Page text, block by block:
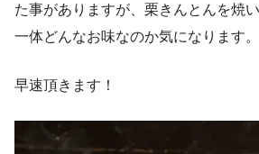
た事がありますが、栗きんとんを焼
一体どんなお味なのか気になります。
早速頂きます！